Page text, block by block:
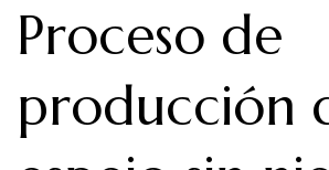
Proceso de
producción